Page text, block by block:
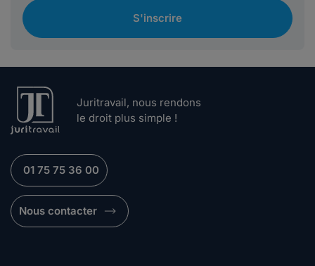
S'inscrire
Juritravail, nous rendons
le droit plus simple !
01 75 75 36 00
Nous contacter